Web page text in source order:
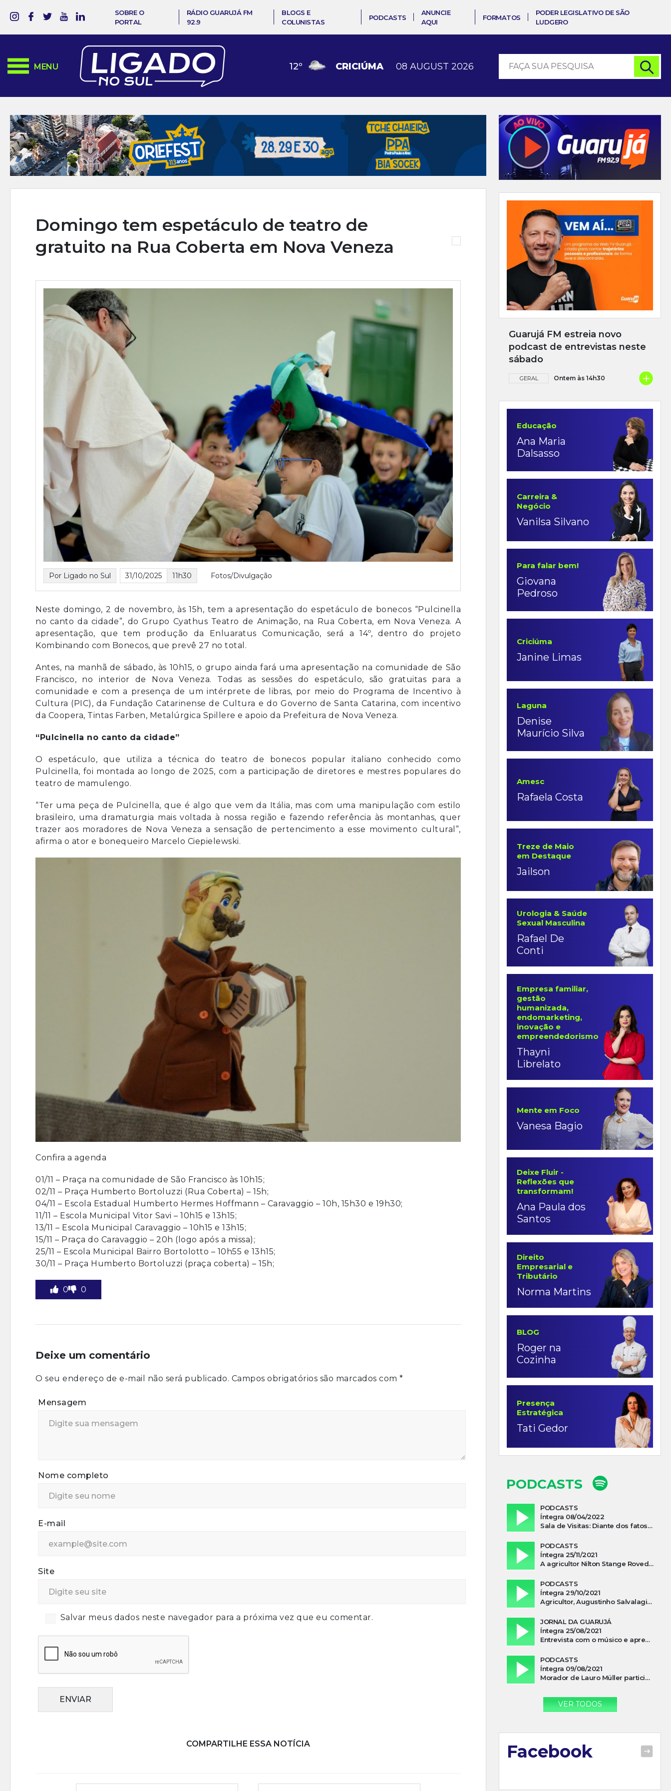
SOBRE O
PORTAL
RÁDIO GUARUJÁ FM
92.9
BLOGS E
COLUNISTAS
PODCASTS
ANUNCIE
AQUI
FORMATOS
PODER LEGISLATIVO DE SÃO
LUDGERO
MENU 12º CRICIÚMA 08 AUGUST 2026
Domingo tem espetáculo de teatro de
gratuito na Rua Coberta em Nova Veneza
Por Ligado no Sul 31/10/2025 11h30 Fotos/Divulgação
Neste domingo, 2 de novembro, às 15h, tem a apresentação do espetáculo de bonecos “Pulcinella
no canto da cidade”, do Grupo Cyathus Teatro de Animação, na Rua Coberta, em Nova Veneza. A
apresentação, que tem produção da Enluaratus Comunicação, será a 14º, dentro do projeto
Kombinando com Bonecos, que prevê 27 no total.
Antes, na manhã de sábado, às 10h15, o grupo ainda fará uma apresentação na comunidade de São
Francisco, no interior de Nova Veneza. Todas as sessões do espetáculo, são gratuitas para a
comunidade e com a presença de um intérprete de libras, por meio do Programa de Incentivo à
Cultura (PIC), da Fundação Catarinense de Cultura e do Governo de Santa Catarina, com incentivo
da Coopera, Tintas Farben, Metalúrgica Spillere e apoio da Prefeitura de Nova Veneza.
“Pulcinella no canto da cidade”
O espetáculo, que utiliza a técnica do teatro de bonecos popular italiano conhecido como
Pulcinella, foi montada ao longo de 2025, com a participação de diretores e mestres populares do
teatro de mamulengo.
“Ter uma peça de Pulcinella, que é algo que vem da Itália, mas com uma manipulação com estilo
brasileiro, uma dramaturgia mais voltada à nossa região e fazendo referência às montanhas, quer
trazer aos moradores de Nova Veneza a sensação de pertencimento a esse movimento cultural”,
afirma o ator e bonequeiro Marcelo Ciepielewski.
Confira a agenda
01/11 – Praça na comunidade de São Francisco às 10h15;
02/11 – Praça Humberto Bortoluzzi (Rua Coberta) – 15h;
04/11 – Escola Estadual Humberto Hermes Hoffmann – Caravaggio – 10h, 15h30 e 19h30;
11/11 – Escola Municipal Vitor Savi – 10h15 e 13h15;
13/11 – Escola Municipal Caravaggio – 10h15 e 13h15;
15/11 – Praça do Caravaggio – 20h (logo após a missa);
25/11 – Escola Municipal Bairro Bortolotto – 10h55 e 13h15;
30/11 – Praça Humberto Bortoluzzi (praça coberta) – 15h;
0 0
Deixe um comentário
O seu endereço de e-mail não será publicado. Campos obrigatórios são marcados com *
Mensagem
Nome completo
E-mail
Site
Salvar meus dados neste navegador para a próxima vez que eu comentar.
ENVIAR
COMPARTILHE ESSA NOTÍCIA
Guarujá FM estreia novo
podcast de entrevistas neste
sábado
GERAL Ontem às 14h30 +
Educação
Ana Maria
Dalsasso
Carreira &
Negócio
Vanilsa Silvano
Para falar bem!
Giovana
Pedroso
Criciúma
Janine Limas
Laguna
Denise
Maurício Silva
Amesc
Rafaela Costa
Treze de Maio
em Destaque
Jailson
Urologia & Saúde
Sexual Masculina
Rafael De
Conti
Empresa familiar,
gestão
humanizada,
endomarketing,
inovação e
empreendedorismo
Thayni
Librelato
Mente em Foco
Vanesa Bagio
Deixe Fluir -
Reflexões que
transformam!
Ana Paula dos
Santos
Direito
Empresarial e
Tributário
Norma Martins
BLOG
Roger na
Cozinha
Presença
Estratégica
Tati Gedor
PODCASTS
PODCASTS
Íntegra 08/04/2022
Sala de Visitas: Diante dos fatos que influenciam a economia o que podemos esperar de 2022
PODCASTS
Íntegra 25/11/2021
A agricultor Nilton Stange Roveda, afirma ter recebido ajuda espiritual durante acidente
PODCASTS
Íntegra 29/10/2021
Agricultor, Augustinho Salvalagio, relata sobre aparição do Cavaleiro Negro no Rio das Furnas
JORNAL DA GUARUJÁ
Íntegra 25/08/2021
Entrevista com o músico e apresentador, Lismael Ferrareis, no Cidade e Campo
PODCASTS
Íntegra 09/08/2021
Morador de Lauro Müller participa de motociata em apoio a Bolsonaro
VER TODOS
Facebook